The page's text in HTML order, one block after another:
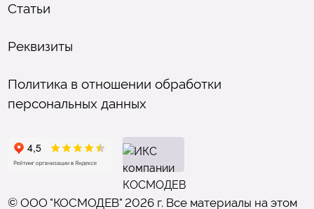
Статьи
Реквизиты
Политика в отношении обработки
персональных данных
© ООО "КОСМОДЕВ" 2026 г. Все материалы на этом